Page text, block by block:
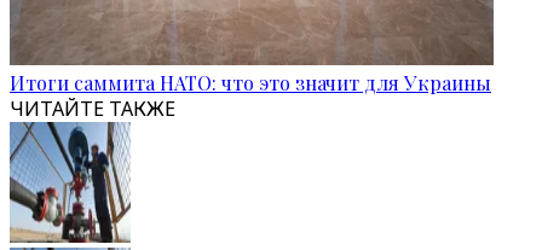
Итоги саммита НАТО: что это значит для Украины
ЧИТАЙТЕ ТАКЖЕ